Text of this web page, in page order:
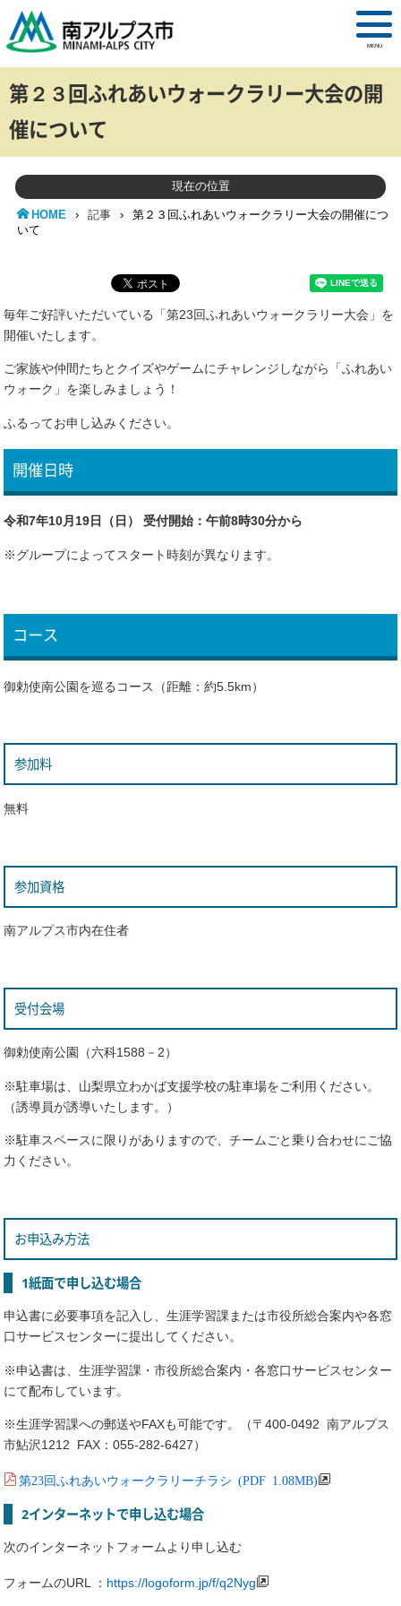
MENU
第２３回ふれあいウォークラリー大会の開
催について
現在の位置
HOME › 記事 ›
第２３回ふれあいウォークラリー大会の開催につ
いて
毎年ご好評いただいている「第23回ふれあいウォークラリー大会」を
開催いたします。
ご家族や仲間たちとクイズやゲームにチャレンジしながら「ふれあい
ウォーク」を楽しみましょう！
ふるってお申し込みください。
開催日時
令和7年10月19日（日） 受付開始：午前8時30分から
※グループによってスタート時刻が異なります。
コース
御勅使南公園を巡るコース（距離：約5.5km）
参加料
無料
参加資格
南アルプス市内在住者
受付会場
御勅使南公園（六科1588－2）
※駐車場は、山梨県立わかば支援学校の駐車場をご利用ください。
（誘導員が誘導いたします。）
※駐車スペースに限りがありますので、チームごと乗り合わせにご協
力ください。
お申込み方法
1紙面で申し込む場合
申込書に必要事項を記入し、生涯学習課または市役所総合案内や各窓
口サービスセンターに提出してください。
※申込書は、生涯学習課・市役所総合案内・各窓口サービスセンター
にて配布しています。
※生涯学習課への郵送やFAXも可能です。（〒400-0492 南アルプス
市鮎沢1212 FAX：055-282-6427）
第23回ふれあいウォークラリーチラシ (PDF 1.08MB)
2インターネットで申し込む場合
次のインターネットフォームより申し込む
フォームのURL ： https://logoform.jp/f/q2Nyg